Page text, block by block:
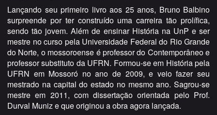
Lançando seu primeiro livro aos 25 anos, Bruno Balbino
surpreende por ter construído uma carreira tão prolífica,
sendo tão jovem. Além de ensinar História na UnP e ser
mestre no curso pela Universidade Federal do Rio Grande
do Norte, o mossoroense é professor do Contemporâneo e
professor substituto da UFRN. Formou-se em História pela
UFRN em Mossoró no ano de 2009, e veio fazer seu
mestrado na capital do estado no mesmo ano. Sagrou-se
mestre em 2011, com dissertação orientada pelo Prof.
Durval Muniz e que originou a obra agora lançada.